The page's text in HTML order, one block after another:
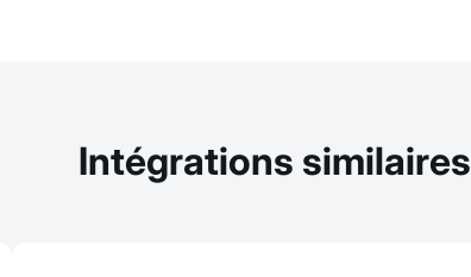
Intégrations similaires